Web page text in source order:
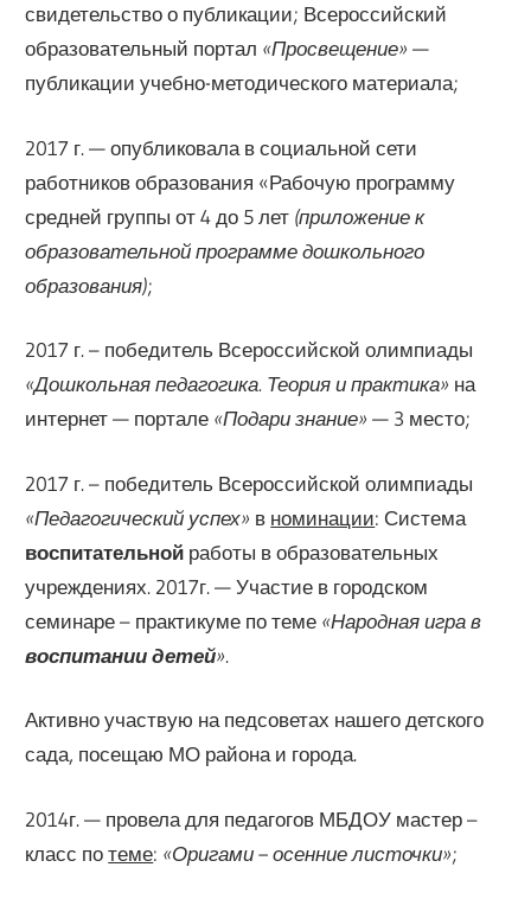
свидетельство о публикации; Всероссийский
образовательный портал «Просвещение» —
публикации учебно-методического материала;
2017 г. — опубликовала в социальной сети
работников образования «Рабочую программу
средней группы от 4 до 5 лет (приложение к
образовательной программе дошкольного
образования);
2017 г. – победитель Всероссийской олимпиады
«Дошкольная педагогика. Теория и практика» на
интернет — портале «Подари знание» — 3 место;
2017 г. – победитель Всероссийской олимпиады
«Педагогический успех» в номинации: Система
воспитательной работы в образовательных
учреждениях. 2017г. — Участие в городском
семинаре – практикуме по теме «Народная игра в
воспитании детей».
Активно участвую на педсоветах нашего детского
сада, посещаю МО района и города.
2014г. — провела для педагогов МБДОУ мастер –
класс потеме: «Оригами – осенние листочки»;